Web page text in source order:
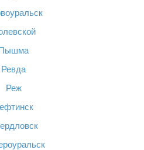
Ревда
Реж